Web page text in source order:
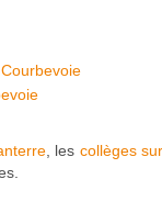
, les collèges